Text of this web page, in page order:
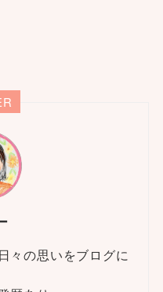
々の思いをブログに